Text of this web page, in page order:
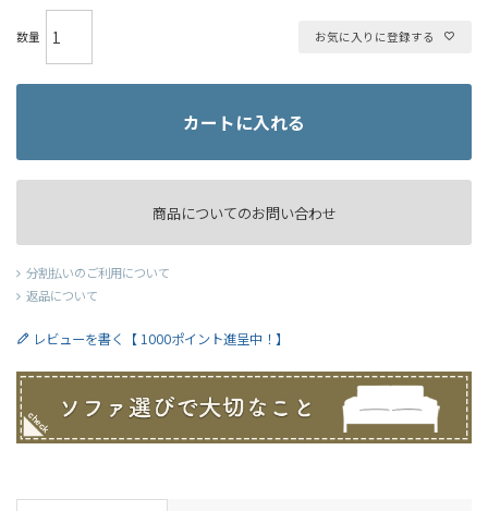
お気に入りに登録する
カートに入れる
商品についてのお問い合わせ
分割払いのご利用について
返品について
レビューを書く【 1000ポイント進呈中！】